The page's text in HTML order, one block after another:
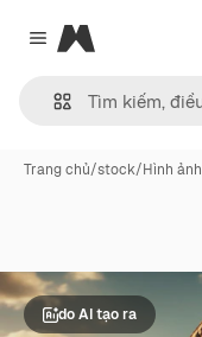
Close menu
Magnific
Trang chủ/stock/Hình ảnh
do AI tạo ra